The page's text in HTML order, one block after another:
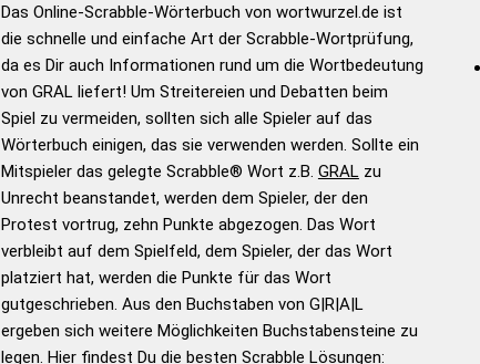
Wortwurzel liefert mit Hilfe eines semantischen
Wortanalyse-Algorithmus gute Anhaltspunkte zu
Wortbedeutung, Worttrennung und Wortform, um die
Gültigkeit eines Wortes für das Scrabble-Spiel zu
bestimmen! zugelassene Turnier Scrabble-
Wörterbücher sind:
Duden – Standardwerk in 12
Bänden
Duden – Richtiges und gutes
Deutsch
Duden – Die deutsche Grammatik
Das Online-Scrabble-Wörterbuch von wortwurzel.de ist
die schnelle und einfache Art der Scrabble-Wortprüfung,
da es Dir auch Informationen rund um die Wortbedeutung
von GRAL liefert! Um Streitereien und Debatten beim
Spiel zu vermeiden, sollten sich alle Spieler auf das
Wörterbuch einigen, das sie verwenden werden. Sollte ein
Mitspieler das gelegte Scrabble® Wort z.B. GRALzu
Unrecht beanstandet, werden dem Spieler, der den
Protest vortrug, zehn Punkte abgezogen. Das Wort
verbleibt auf dem Spielfeld, dem Spieler, der das Wort
platziert hat, werden die Punkte für das Wort
gutgeschrieben. Aus den Buchstaben von G|R|A|L
ergeben sich weitere Möglichkeiten Buchstabensteine zu
legen. Hier findest Du die besten Scrabble Lösungen: